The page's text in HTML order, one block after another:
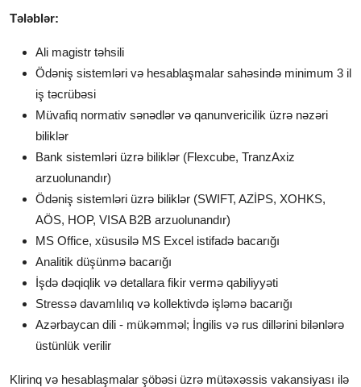
Tələblər:
Ali magistr təhsili
Ödəniş sistemləri və hesablaşmalar sahəsində minimum 3 il
iş təcrübəsi
Müvafiq normativ sənədlər və qanunvericilik üzrə nəzəri
biliklər
Bank sistemləri üzrə biliklər (Flexcube, TranzAxiz
arzuolunandır)
Ödəniş sistemləri üzrə biliklər (SWIFT, AZİPS, XOHKS,
AÖS, HOP, VISA B2B arzuolunandır)
MS Office, xüsusilə MS Excel istifadə bacarığı
Analitik düşünmə bacarığı
İşdə dəqiqlik və detallara fikir vermə qabiliyyəti
Stressə davamlılıq və kollektivdə işləmə bacarığı
Azərbaycan dili - mükəmməl; İngilis və rus dillərini bilənlərə
üstünlük verilir
Klirinq və hesablaşmalar şöbəsi üzrə mütəxəssis vakansiyası ilə